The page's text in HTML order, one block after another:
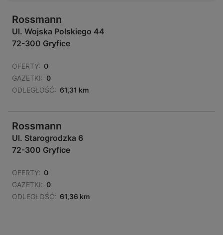
Rossmann
Ul. Wojska Polskiego 44
72-300 Gryfice
OFERTY: 0
GAZETKI: 0
ODLEGŁOŚĆ: 61,31 km
Rossmann
Ul. Starogrodzka 6
72-300 Gryfice
OFERTY: 0
GAZETKI: 0
ODLEGŁOŚĆ: 61,36 km